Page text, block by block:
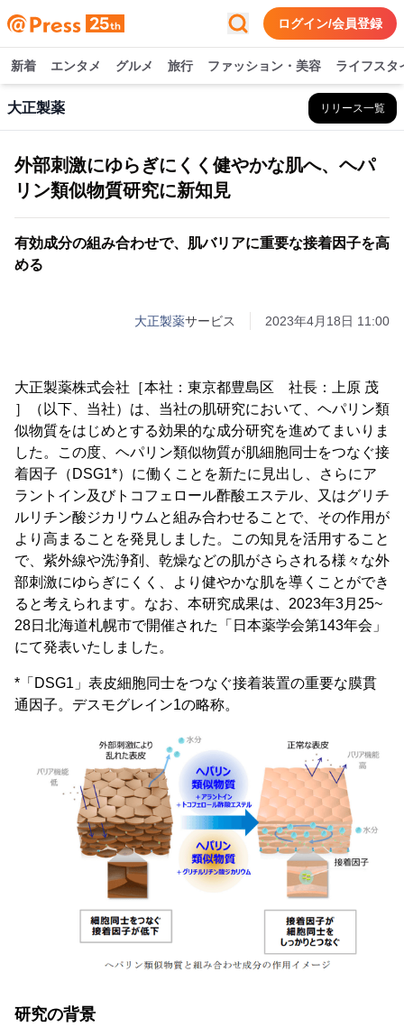
ログイン/会員登録
新着 エンタメ グルメ 旅行 ファッション・美容 ライフスタ
大正製薬 リリース一覧
外部刺激にゆらぎにくく健やかな肌へ、ヘパ
リン類似物質研究に新知見
有効成分の組み合わせで、肌バリアに重要な接着因子を高
める
大正製薬サービス 2023年4月18日 11:00
大正製薬株式会社［本社：東京都豊島区 社長：上原 茂
］（以下、当社）は、当社の肌研究において、ヘパリン類
似物質をはじめとする効果的な成分研究を進めてまいりま
した。この度、ヘパリン類似物質が肌細胞同士をつなぐ接
着因子（DSG1*）に働くことを新たに見出し、さらにア
ラントイン及びトコフェロール酢酸エステル、又はグリチ
ルリチン酸ジカリウムと組み合わせることで、その作用が
より高まることを発見しました。この知見を活用すること
で、紫外線や洗浄剤、乾燥などの肌がさらされる様々な外
部刺激にゆらぎにくく、より健やかな肌を導くことができ
ると考えられます。なお、本研究成果は、2023年3月25~
28日北海道札幌市で開催された「日本薬学会第143年会」
にて発表いたしました。
*「DSG1」表皮細胞同士をつなぐ接着装置の重要な膜貫
通因子。デスモグレイン1の略称。
研究の背景